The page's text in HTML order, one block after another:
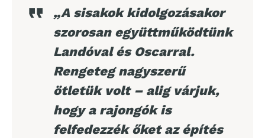
„A sisakok kidolgozásakor
szorosan együttműködtünk
Landóval és Oscarral.
Rengeteg nagyszerű
ötletük volt – alig várjuk,
hogy a rajongók is
felfedezzék őket az építés